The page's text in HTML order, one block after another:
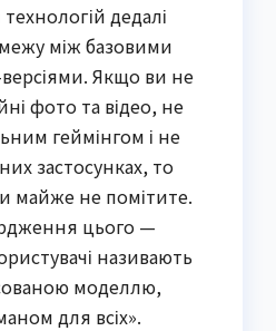
дедалі
між базовими
Якщо ви не
фото та відео, не
геймінгом і не
застосунках, то
майже не помітите.
цього —
називають
моделлю,
для всіх».